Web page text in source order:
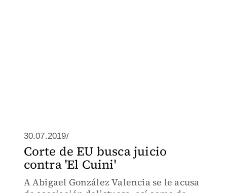
30.07.2019/
Corte de EU busca juicio
contra 'El Cuini'
A Abigael González Valencia se le acusa